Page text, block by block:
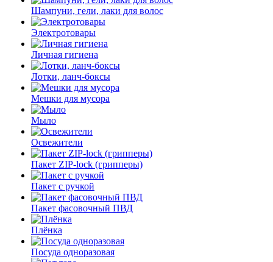
Шампуни, гели, лаки для волос
Электротовары
Личная гигиена
Лотки, ланч-боксы
Мешки для мусора
Мыло
Освежители
Пакет ZIP-lock (грипперы)
Пакет с ручкой
Пакет фасовочный ПВД
Плёнка
Посуда одноразовая